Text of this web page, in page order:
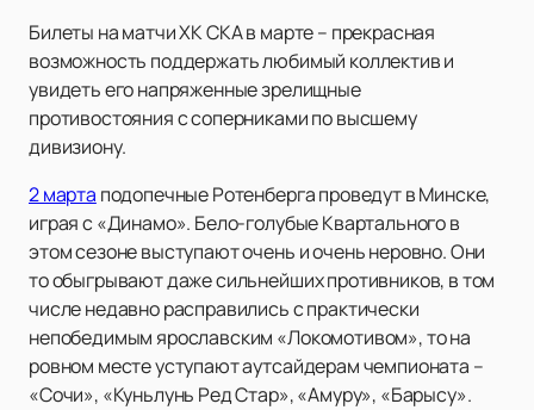
Билеты на матчи ХК СКА в марте – прекрасная
возможность поддержать любимый коллектив и
увидеть его напряженные зрелищные
противостояния с соперниками по высшему
дивизиону.
2 марта подопечные Ротенберга проведут в Минске,
играя с «Динамо». Бело-голубые Квартального в
этом сезоне выступают очень и очень неровно. Они
то обыгрывают даже сильнейших противников, в том
числе недавно расправились с практически
непобедимым ярославским «Локомотивом», то на
ровном месте уступают аутсайдерам чемпионата –
«Сочи», «Куньлунь Ред Стар», «Амуру», «Барысу».